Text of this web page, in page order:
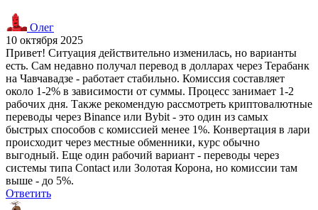
Олег
10 октября 2025
Привет! Ситуация действительно изменилась, но варианты
есть. Сам недавно получал перевод в долларах через Терабанк
на Чавчавадзе - работает стабильно. Комиссия составляет
около 1-2% в зависимости от суммы. Процесс занимает 1-2
рабочих дня. Также рекомендую рассмотреть криптовалютные
переводы через Binance или Bybit - это один из самых
быстрых способов с комиссией менее 1%. Конвертация в лари
происходит через местные обменники, курс обычно
выгодный. Еще один рабочий вариант - переводы через
системы типа Contact или Золотая Корона, но комиссии там
выше - до 5%.
Ответить